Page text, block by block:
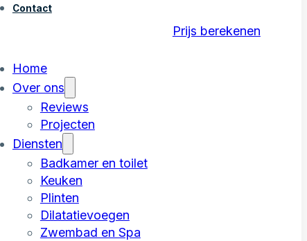
Contact
Home
Over ons
Reviews
Projecten
Diensten
Badkamer en toilet
Keuken
Plinten
Dilatatievoegen
Zwembad en Spa
Prijs berekenen